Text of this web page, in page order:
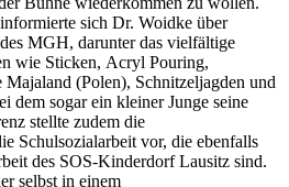
sich Dr. Woidke über
MGH, darunter das vielfältige
wie Sticken, Acryl Pouring,
(Polen), Schnitzeljagden und
dem sogar ein kleiner Junge seine
stellte zudem die
Schulsozialarbeit vor, die ebenfalls
des SOS-Kinderdorf Lausitz sind.
selbst in einem